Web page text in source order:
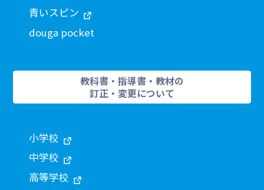
青いスピン
douga pocket
教科書・指導書・教材の
訂正・変更について
小学校
中学校
高等学校